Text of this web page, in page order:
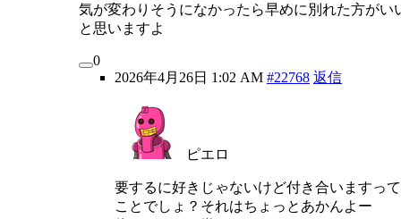
気が変わりそうになかったら早めに別れた方がい
と思いますよ
0
2026年4月26日 1:02 AM #22768 返信
ピエロ
要するに好きじゃないけど付き合いますって
ことでしょ？それはちょっとあかんよー